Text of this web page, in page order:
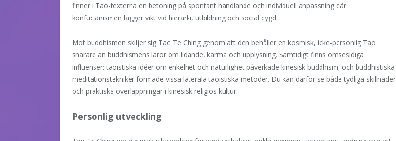
finner i Tao-texterna en betoning på spontant handlande och individuell anpassning där
konfucianismen lägger vikt vid hierarki, utbildning och social dygd.
Mot buddhismen skiljer sig Tao Te Ching genom att den behåller en kosmisk, icke-personlig Tao
snarare än buddhismens läror om lidande, karma och upplysning. Samtidigt finns ömsesidiga
influenser: taoistiska idéer om enkelhet och naturlighet påverkade kinesisk buddhism, och buddhistiska
meditationstekniker formade vissa laterala taoistiska metoder. Du kan därför se både tydliga skillnader
och praktiska överlappningar i kinesisk religiös kultur.
Personlig utveckling